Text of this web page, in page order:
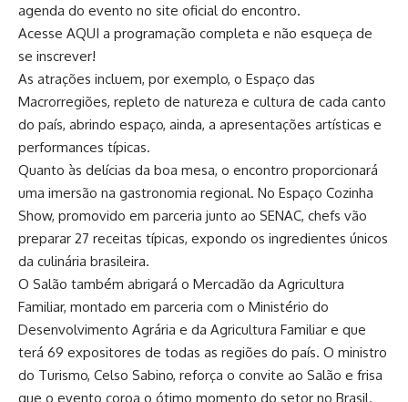
agenda do evento no site oficial do encontro.
Acesse AQUI a programação completa e não esqueça de
se inscrever!
As atrações incluem, por exemplo, o Espaço das
Macrorregiões, repleto de natureza e cultura de cada canto
do país, abrindo espaço, ainda, a apresentações artísticas e
performances típicas.
Quanto às delícias da boa mesa, o encontro proporcionará
uma imersão na gastronomia regional. No Espaço Cozinha
Show, promovido em parceria junto ao SENAC, chefs vão
preparar 27 receitas típicas, expondo os ingredientes únicos
da culinária brasileira.
O Salão também abrigará o Mercadão da Agricultura
Familiar, montado em parceria com o Ministério do
Desenvolvimento Agrária e da Agricultura Familiar e que
terá 69 expositores de todas as regiões do país. O ministro
do Turismo, Celso Sabino, reforça o convite ao Salão e frisa
que o evento coroa o ótimo momento do setor no Brasil.